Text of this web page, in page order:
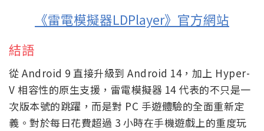
《雷電模擬器LDPlayer》官方網站
結語
從 Android 9 直接升級到 Android 14，加上 Hyper-
V 相容性的原生支援，雷電模擬器 14 代表的不只是一
次版本號的跳躍，而是對 PC 手遊體驗的全面重新定
義。對於每日花費超過 3 小時在手機遊戲上的重度玩